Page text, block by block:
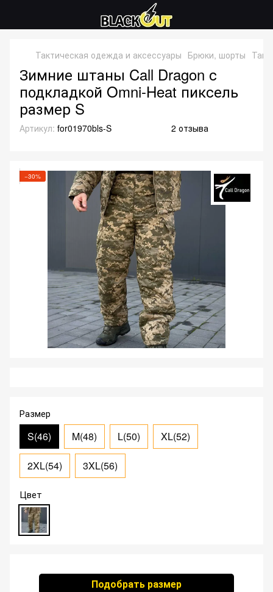
Тактическая одежда и аксессуары Брюки, шорты
Зимние штаны Call Dragon с
подкладкой Omni-Heat пиксель
размер S
Артикул: for01970bls-S 2 отзыва
−30%
Размер
S(46) M(48) L(50) XL(52)
2XL(54) 3XL(56)
Цвет
Подобрать размер